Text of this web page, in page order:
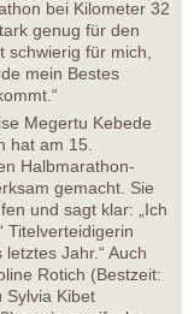
bei Kilometer 32
genug für den
schwierig für mich,
mein Bestes
Megertu Kebede
hat am 15.
Halbmarathon-
gemacht. Sie
und sagt klar: „Ich
Titelverteidigerin
Jahr.“ Auch
Rotich (Bestzeit:
Sylvia Kibet